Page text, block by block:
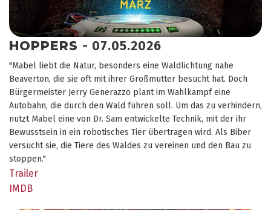
HOPPERS - 07.05.2026
"Mabel liebt die Natur, besonders eine Waldlichtung nahe
Beaverton, die sie oft mit ihrer Großmutter besucht hat. Doch
Bürgermeister Jerry Generazzo plant im Wahlkampf eine
Autobahn, die durch den Wald führen soll. Um das zu verhindern,
nutzt Mabel eine von Dr. Sam entwickelte Technik, mit der ihr
Bewusstsein in ein robotisches Tier übertragen wird. Als Biber
versucht sie, die Tiere des Waldes zu vereinen und den Bau zu
stoppen."
Trailer
IMDB